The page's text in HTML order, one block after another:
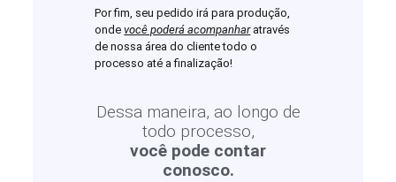
Por fim, seu pedido irá para produção,
ondevocê poderá acompanharatravés
de nossa área do cliente todo o
processo até a finalização!
Dessa maneira, ao longo de
todo processo,
você pode contar
conosco.